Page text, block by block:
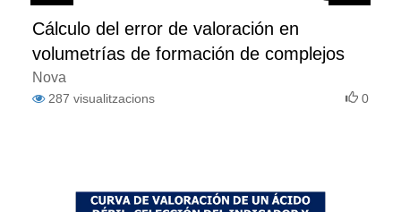
Cálculo del error de valoración en
volumetrías de formación de complejos
Nova
287 visualitzacions 0